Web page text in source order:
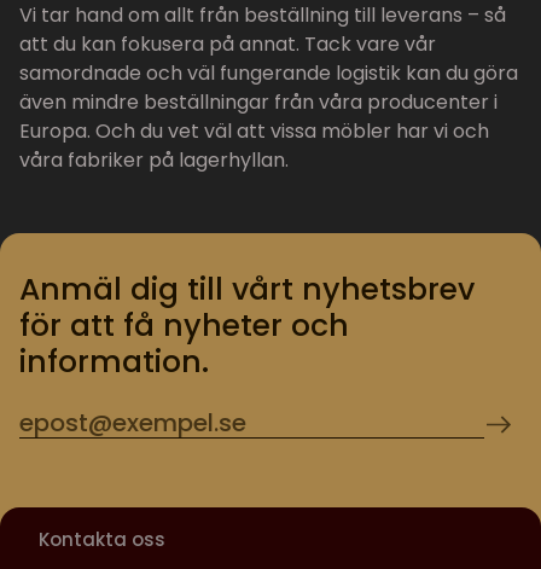
Vi tar hand om allt från beställning till leverans – så
att du kan fokusera på annat. Tack vare vår
samordnade och väl fungerande logistik kan du göra
även mindre beställningar från våra producenter i
Europa. Och du vet väl att vissa möbler har vi och
våra fabriker på lagerhyllan.
Anmäl dig till vårt nyhetsbrev
för att få nyheter och
information.
Kontakta oss